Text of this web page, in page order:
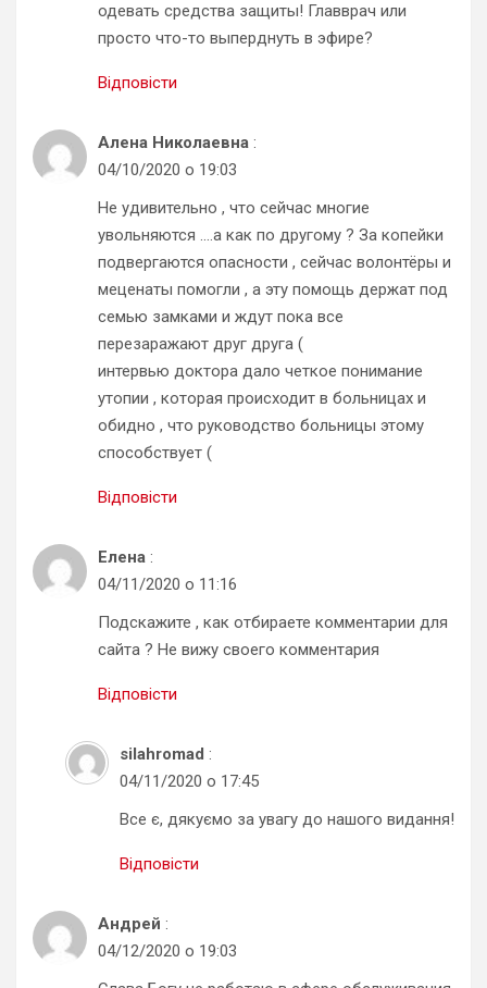
одевать средства защиты! Главврач или
просто что-то выперднуть в эфире?
Відповісти
Алена Николаевна :
04/10/2020 о 19:03
Не удивительно , что сейчас многие
увольняются ….а как по другому ? За копейки
подвергаются опасности , сейчас волонтёры и
меценаты помогли , а эту помощь держат под
семью замками и ждут пока все
перезаражают друг друга (
интервью доктора дало четкое понимание
утопии , которая происходит в больницах и
обидно , что руководство больницы этому
способствует (
Відповісти
Елена :
04/11/2020 о 11:16
Подскажите , как отбираете комментарии для
сайта ? Не вижу своего комментария
Відповісти
silahromad :
04/11/2020 о 17:45
Все є, дякуємо за увагу до нашого видання!
Відповісти
Андрей :
04/12/2020 о 19:03